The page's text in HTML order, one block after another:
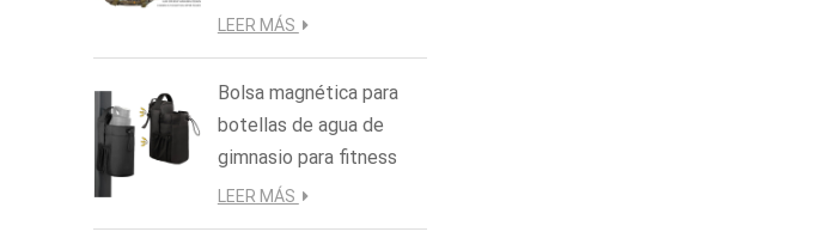
LEER MÁS
Bolsa magnética para
botellas de agua de
gimnasio para fitness
LEER MÁS